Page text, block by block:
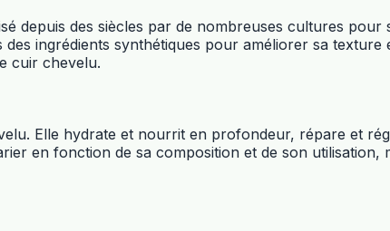
depuis des siècles par de nombreuses cultures
ingrédients synthétiques pour améliorer sa texture
cuir chevelu.
Elle hydrate et nourrit en profondeur, répare et
en fonction de sa composition et de son utilisation,